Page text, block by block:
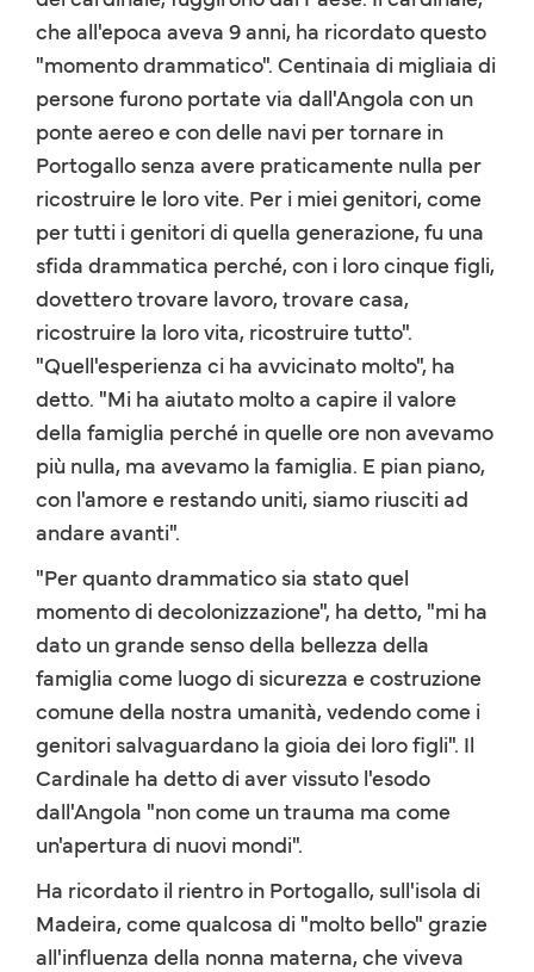
che all'epoca aveva 9 anni, ha ricordato questo
"momento drammatico". Centinaia di migliaia di
persone furono portate via dall'Angola con un
ponte aereo e con delle navi per tornare in
Portogallo senza avere praticamente nulla per
ricostruire le loro vite. Per i miei genitori, come
per tutti i genitori di quella generazione, fu una
sfida drammatica perché, con i loro cinque figli,
dovettero trovare lavoro, trovare casa,
ricostruire la loro vita, ricostruire tutto".
"Quell'esperienza ci ha avvicinato molto", ha
detto. "Mi ha aiutato molto a capire il valore
della famiglia perché in quelle ore non avevamo
più nulla, ma avevamo la famiglia. E pian piano,
con l'amore e restando uniti, siamo riusciti ad
andare avanti".
"Per quanto drammatico sia stato quel
momento di decolonizzazione", ha detto, "mi ha
dato un grande senso della bellezza della
famiglia come luogo di sicurezza e costruzione
comune della nostra umanità, vedendo come i
genitori salvaguardano la gioia dei loro figli". Il
Cardinale ha detto di aver vissuto l'esodo
dall'Angola "non come un trauma ma come
un'apertura di nuovi mondi".
Ha ricordato il rientro in Portogallo, sull'isola di
Madeira, come qualcosa di "molto bello" grazie
all'influenza della nonna materna, che viveva